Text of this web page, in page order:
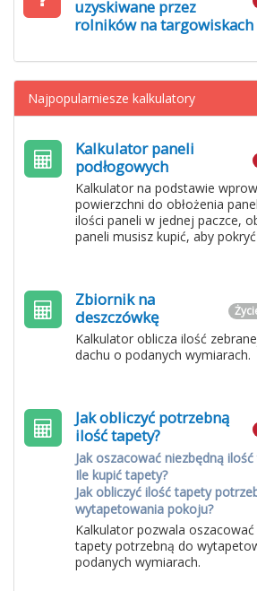
uzyskiwane przez
rolników na targowiskach
Najpopularniesze kalkulatory
Kalkulator paneli
podłogowych
Kalkulator na podstawie
powierzchni do obłożenia
ilości paneli w jednej paczce,
paneli musisz kupić, aby
Zbiornik na
deszczówkę
Kalkulator oblicza ilość
dachu o podanych wymiarach.
Jak obliczyć potrzebną
ilość tapety?
Jak oszacować niezbędną
Ile kupić tapety?
Jak obliczyć ilość tapety
wytapetowania pokoju?
Kalkulator pozwala
tapety potrzebną do
podanych wymiarach.